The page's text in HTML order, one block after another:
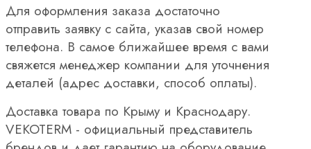
Для оформления заказа достаточно
отправить заявку с сайта, указав свой номер
телефона. В самое ближайшее время с вами
свяжется менеджер компании для уточнения
деталей (адрес доставки, способ оплаты).
Доставка товара по Крыму и Краснодару.
VEKOTERM - официальный представитель